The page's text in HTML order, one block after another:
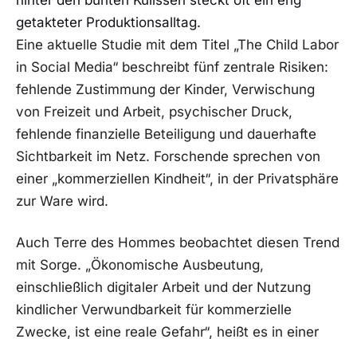
getakteter Produktionsalltag.
Eine aktuelle Studie mit dem Titel „The Child Labor
in Social Media“ beschreibt fünf zentrale Risiken:
fehlende Zustimmung der Kinder, Verwischung
von Freizeit und Arbeit, psychischer Druck,
fehlende finanzielle Beteiligung und dauerhafte
Sichtbarkeit im Netz. Forschende sprechen von
einer „kommerziellen Kindheit“, in der Privatsphäre
zur Ware wird.
Auch Terre des Hommes beobachtet diesen Trend
mit Sorge. „Ökonomische Ausbeutung,
einschließlich digitaler Arbeit und der Nutzung
kindlicher Verwundbarkeit für kommerzielle
Zwecke, ist eine reale Gefahr“, heißt es in einer